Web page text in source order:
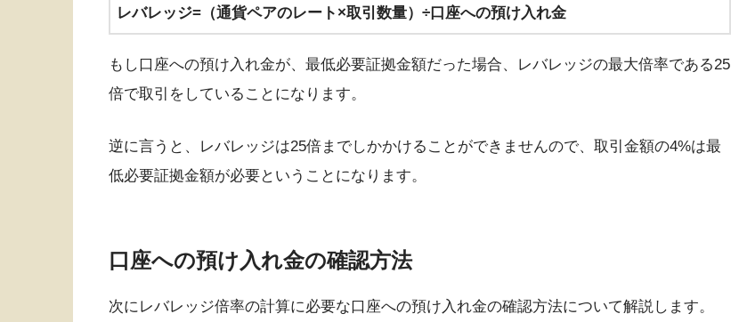
レバレッジ=（通貨ペアのレート×取引数量）÷口座への預け入れ金
もし口座への預け入れ金が、最低必要証拠金額だった場合、レバレッジの最大倍率である25
倍で取引をしていることになります。
逆に言うと、レバレッジは25倍までしかかけることができませんので、取引金額の4%は最
低必要証拠金額が必要ということになります。
口座への預け入れ金の確認方法
次にレバレッジ倍率の計算に必要な口座への預け入れ金の確認方法について解説します。